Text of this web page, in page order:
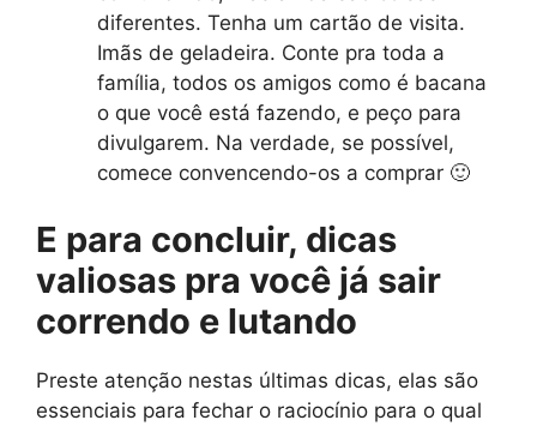
diferentes. Tenha um cartão de visita.
Imãs de geladeira. Conte pra toda a
família, todos os amigos como é bacana
o que você está fazendo, e peço para
divulgarem. Na verdade, se possível,
comece convencendo-os a comprar 🙂
E para concluir, dicas
valiosas pra você já sair
correndo e lutando
Preste atenção nestas últimas dicas, elas são
essenciais para fechar o raciocínio para o qual